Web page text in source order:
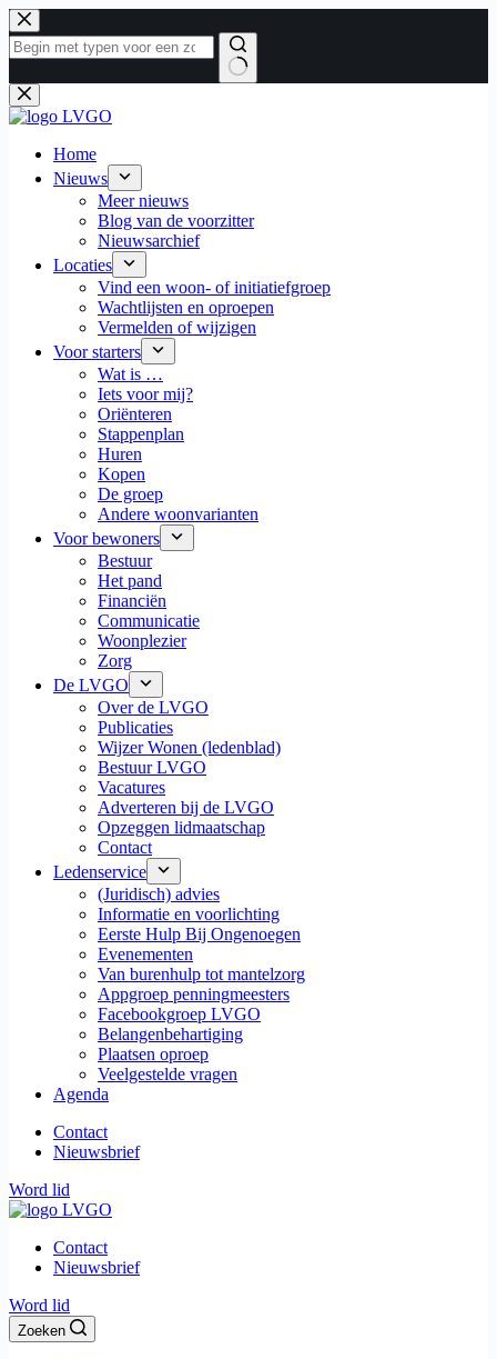
Ga
naar
de
Geen
resultaten
Home
Nieuws
Meer nieuws
Blog van de voorzitter
Nieuwsarchief
Locaties
Vind een woon- of initiatiefgroep
Wachtlijsten en oproepen
Vermelden of wijzigen
Voor starters
Wat is …
Iets voor mij?
Oriënteren
Stappenplan
Huren
Kopen
De groep
Andere woonvarianten
Voor bewoners
Bestuur
Het pand
Financiën
Communicatie
Woonplezier
Zorg
De LVGO
Over de LVGO
Publicaties
Wijzer Wonen (ledenblad)
Bestuur LVGO
Vacatures
Adverteren bij de LVGO
Opzeggen lidmaatschap
Contact
Ledenservice
(Juridisch) advies
Informatie en voorlichting
Eerste Hulp Bij Ongenoegen
Evenementen
Van burenhulp tot mantelzorg
Appgroep penningmeesters
Facebookgroep LVGO
Belangenbehartiging
Plaatsen oproep
Veelgestelde vragen
Agenda
Contact
Nieuwsbrief
Word lid
Contact
Nieuwsbrief
Word lid
Zoeken